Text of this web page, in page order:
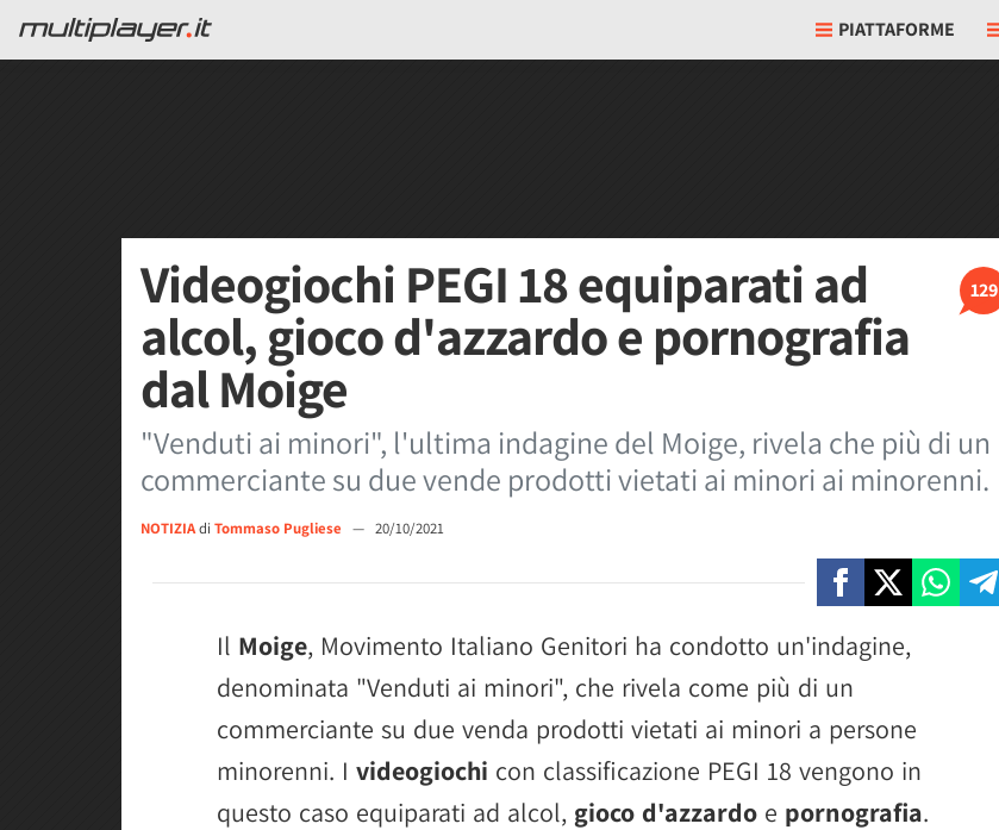
PIATTAFORME
129
Videogiochi PEGI 18 equiparati ad
alcol, gioco d'azzardo e pornografia
dal Moige
"Venduti ai minori", l'ultima indagine del Moige, rivela che più di un
commerciante su due vende prodotti vietati ai minori ai minorenni.
NOTIZIAdi Tommaso Pugliese — 20/10/2021
Il Moige, Movimento Italiano Genitori ha condotto un'indagine,
denominata "Venduti ai minori", che rivela come più di un
commerciante su due venda prodotti vietati ai minori a persone
minorenni. I videogiochi con classificazione PEGI 18 vengono in
questo caso equiparati ad alcol, gioco d'azzardo e pornografia.